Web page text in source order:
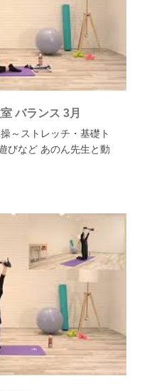
バランス 3月
～ストレッチ・基礎ト
びなど あのん先生と動